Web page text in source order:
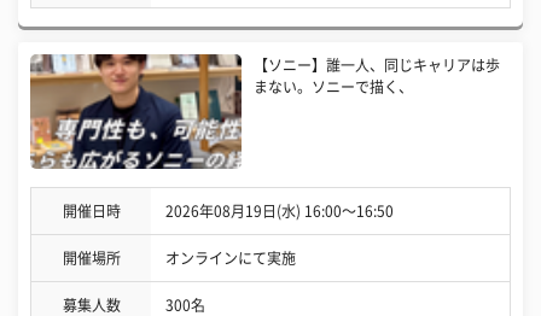
【ソニー】誰一人、同じキャリアは歩
まない。ソニーで描く、
開催日時 2026年08月19日(水) 16:00〜16:50
開催場所 オンラインにて実施
募集人数 300名